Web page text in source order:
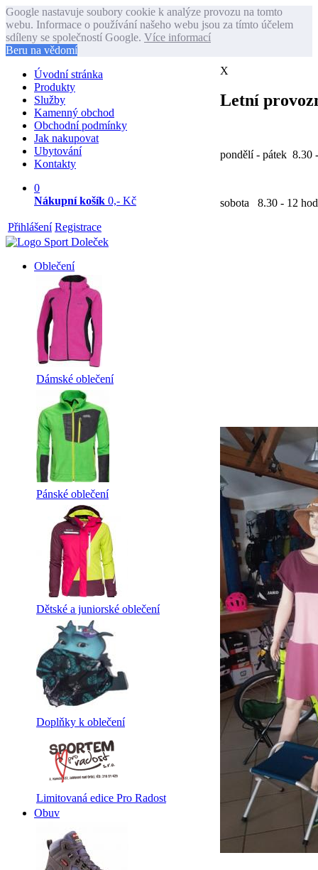
Google nastavuje soubory cookie k analýze provozu na tomto
webu. Informace o používání našeho webu jsou za tímto účelem
sdíleny se společností Google. Více informací
Beru na vědomí
X
Letní
pondělí - pátek 8.30
sobota 8.30 - 12 hod
Úvodní stránka
Produkty
Služby
Kamenný obchod
Obchodní podmínky
Jak nakupovat
Ubytování
Kontakty
0
Nákupní košík 0,- Kč
Přihlášení Registrace
Oblečení
Dámské oblečení
Pánské oblečení
Dětské a juniorské oblečení
Doplňky k oblečení
Limitovaná edice Pro Radost
Obuv